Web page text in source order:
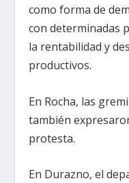
como forma de
con determinadas
la rentabilidad y
productivos.
En Rocha, las
también
protesta.
En Durazno, el